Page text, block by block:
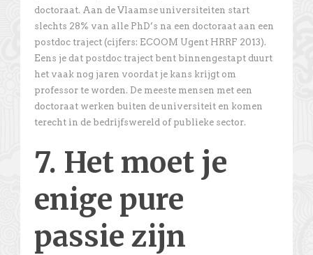
doctoraat. Aan de Vlaamse universiteiten start
slechts 28% van alle PhD’s na een doctoraat aan een
postdoc traject (cijfers: ECOOM Ugent HRRF 2013).
Eens je dat postdoc traject bent binnengestapt duurt
het vaak nog jaren voordat je kans krijgt om
professor te worden. De meeste mensen met een
doctoraat werken buiten de universiteit en komen
terecht in de bedrijfswereld of publieke sector.
7. Het moet je
enige pure
passie zijn